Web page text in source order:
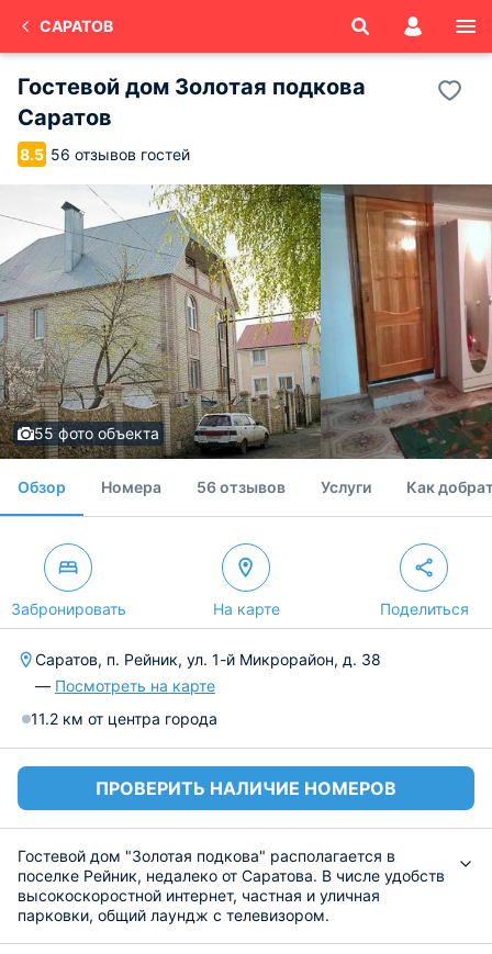
САРАТОВ
Гостевой дом Золотая подкова
Саратов
8.5 56 отзывов гостей
55 фото объекта
Обзор Номера 56 отзывов Услуги Как
Забронировать На карте Поделиться
Саратов, п. Рейник, ул. 1-й Микрорайон, д. 38
— Посмотреть на карте
11.2 км от центра города
ПРОВЕРИТЬ НАЛИЧИЕ НОМЕРОВ
Гостевой дом "Золотая подкова" располагается в
поселке Рейник, недалеко от Саратова. В числе удобств
высокоскоростной интернет, частная и уличная
парковки, общий лаундж с телевизором.